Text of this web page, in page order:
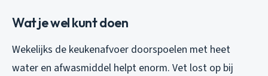
Wat je wel kunt doen
Wekelijks de keukenafvoer doorspoelen met heet
water en afwasmiddel helpt enorm. Vet lost op bij